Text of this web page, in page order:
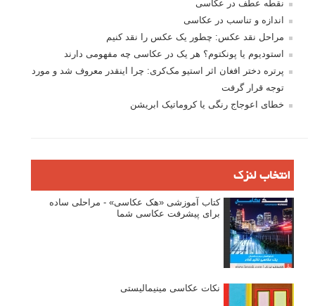
نقطه عطف در عکاسی
اندازه و تناسب در عکاسی
مراحل نقد عکس: چطور یک عکس را نقد کنیم
استودیوم یا پونکتوم؟ هر یک در عکاسی چه مفهومی دارند
پرتره دختر افغان اثر استیو مک‌کری: چرا اینقدر معروف شد و مورد
توجه قرار گرفت
خطای اعوجاج رنگی یا کروماتیک ابریشن
انتخاب لنزک
کتاب آموزشی «هک عکاسی» - مراحلی ساده
برای پیشرفت عکاسی شما
نکات عکاسی مینیمالیستی